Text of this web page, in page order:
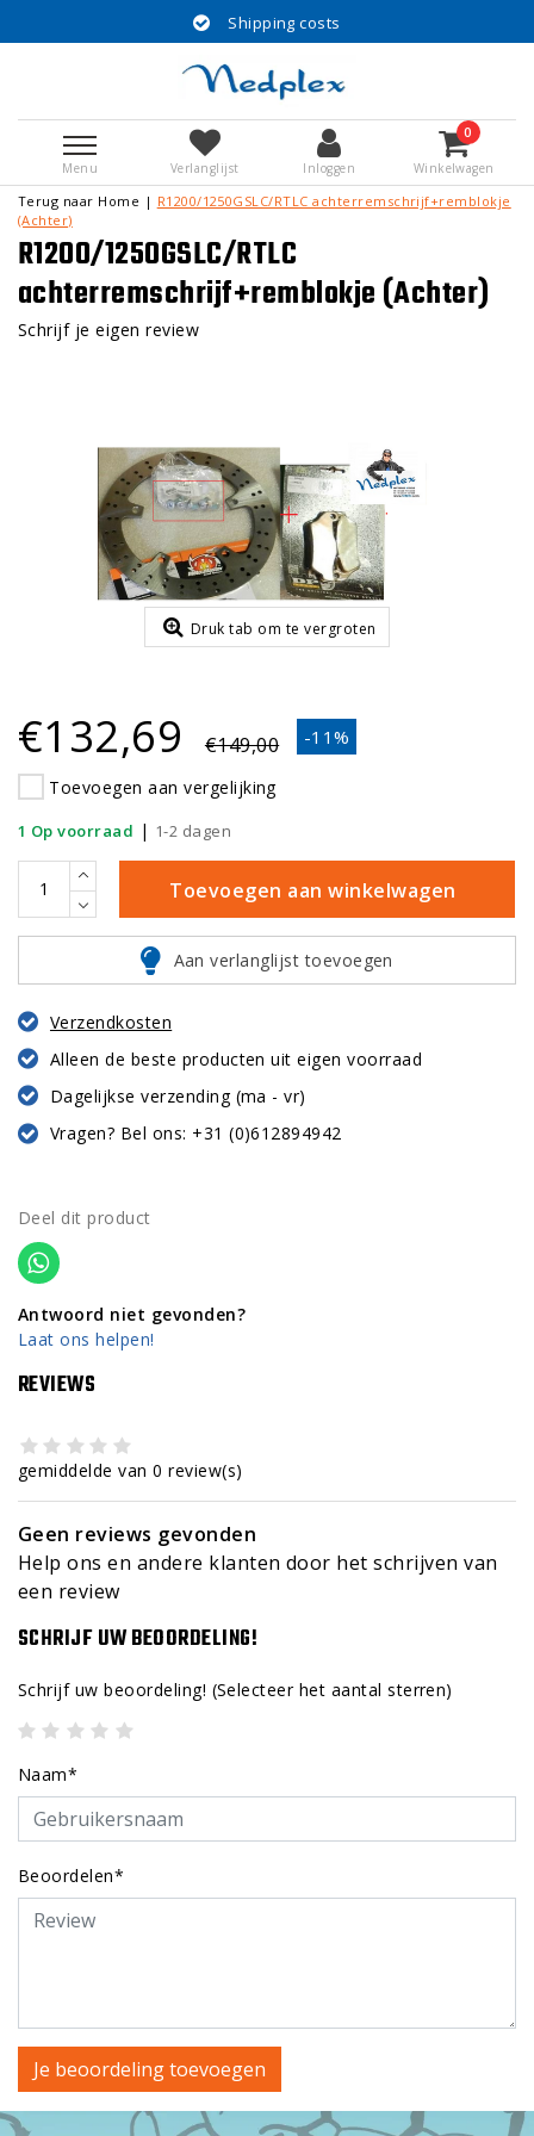
Shipping costs
Menu Verlanglijst Inloggen
0
Winkelwagen
Terug naar Home | R1200/1250GSLC/RTLC achterremschrijf+remblokje
(Achter)
R1200/1250GSLC/RTLC
achterremschrijf+remblokje (Achter)
Schrijf je eigen review
Druk tab om te vergroten
-11%
€132,69 €149,00
Toevoegen aan vergelijking
1 Op voorraad | 1-2 dagen
Toevoegen aan winkelwagen
Aan verlanglijst toevoegen
Verzendkosten
Alleen de beste producten uit eigen voorraad
Dagelijkse verzending (ma - vr)
Vragen? Bel ons: +31 (0)612894942
Deel dit product
Antwoord niet gevonden?
Laat ons helpen!
REVIEWS
gemiddelde van 0 review(s)
Geen reviews gevonden
Help ons en andere klanten door het schrijven van
een review
SCHRIJF UW BEOORDELING!
Schrijf uw beoordeling! (Selecteer het aantal sterren)
Naam*
Beoordelen*
Je beoordeling toevoegen